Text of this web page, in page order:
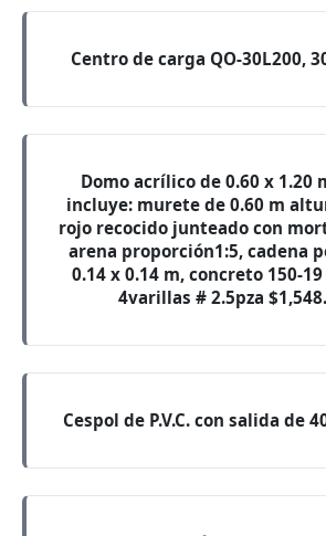
Centro de carga QO-30L200,
Domo acrílico de 0.60 x 1.20
incluye: murete de 0.60 m
rojo recocido junteado con
arena proporción1:5, cadena
0.14 x 0.14 m, concreto 150-
4varillas # 2.5pza
Cespol de P.V.C. con salida de